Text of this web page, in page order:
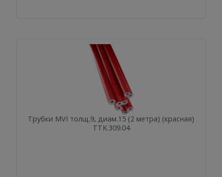
Трубки MVI толщ.9, диам.15 (2 метра) (красная)
TTK.309.04